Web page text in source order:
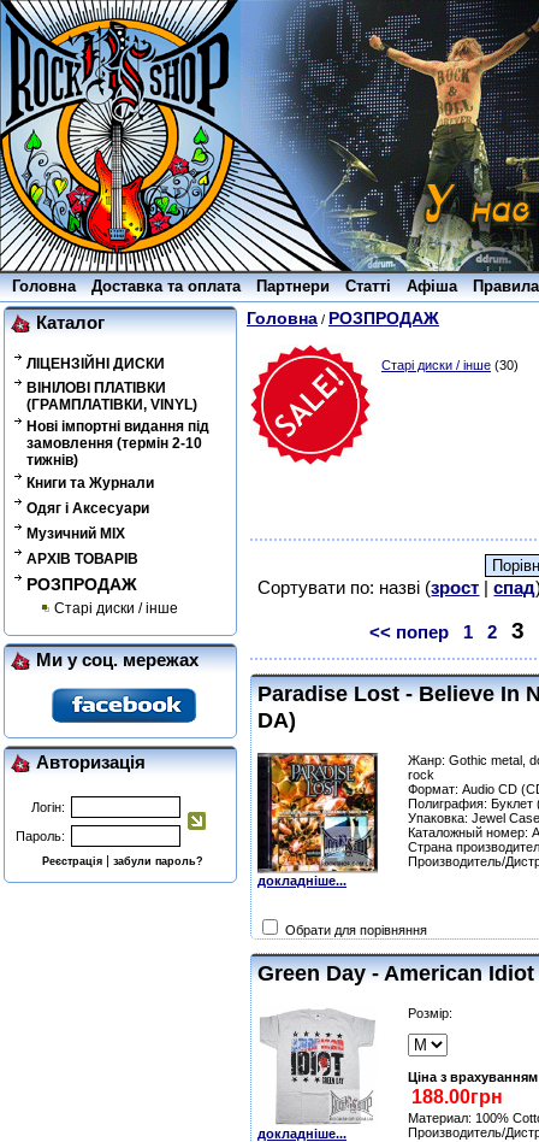
Головна Доставка та оплата Партнери Статті Афіша
Каталог
ЛІЦЕНЗІЙНІ ДИСКИ
ВІНІЛОВІ ПЛАТІВКИ
(ГРАМПЛАТІВКИ, VINYL)
Нові імпортні видання під
замовлення (термін 2-10
тижнів)
Книги та Журнали
Одяг і Аксесуари
Музичний MIX
АРХІВ ТОВАРІВ
РОЗПРОДАЖ
Старі диски / інше
Ми у соц. мережах
Авторизація
Логін:
Пароль:
Реєстрація |забули пароль?
Головна / РОЗПРОДАЖ
Старі диски / інше (30)
Сортувати по: назві (зрост |спад
<< попер 1 2 3
Paradise Lost - Believe In
DA)
докладніше...
Жанр: Gothic metal,
rock
Формат: Audio CD
Полиграфия: Буклет
Упаковка: Jewel Case
Каталожный номер:
Страна
Производитель/
Обрати для порівняння
Green Day - American
докладніше...
Розмір:
Ціна з
Материал: 100%
Производитель/